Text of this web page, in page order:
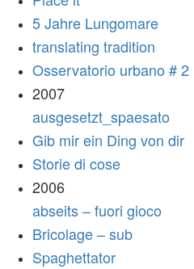
5 Jahre Lungomare
translating tradition
Osservatorio urbano # 2
2007
ausgesetzt_spaesato
Gib mir ein Ding von dir
Storie di cose
2006
abseits – fuori gioco
Bricolage – sub
Spaghettator